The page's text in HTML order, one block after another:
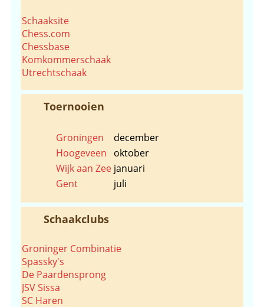
Schaaksite
Chess.com
Chessbase
Komkommerschaak
Utrechtschaak
Toernooien
Groningen
december
Hoogeveen
oktober
Wijk aan Zee januari
Gent
juli
Schaakclubs
Groninger Combinatie
Spassky's
De Paardensprong
JSV Sissa
SC Haren